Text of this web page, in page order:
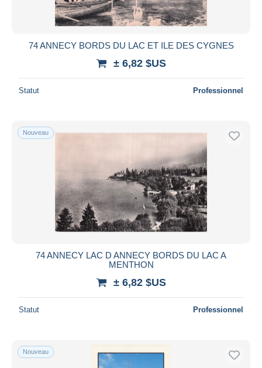
74 ANNECY BORDS DU LAC ET ILE DES CYGNES
± 6,82 $US
Statut Professionnel
Nouveau
74 ANNECY LAC D ANNECY BORDS DU LAC A
MENTHON
± 6,82 $US
Statut Professionnel
Nouveau